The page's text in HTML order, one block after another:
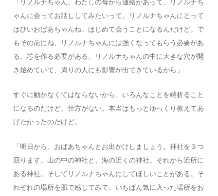
「リノルナちゃん。わたしの母から連絡があって、リノルナち
ゃんに会ってお話ししてみたいって。リノルナちゃんにとって
はひいおばあちゃんね。はじめて会うことになるんだけど。で
もその前にね、リノルナちゃんには強くなってもらう必要があ
る。芯を作る必要がある。リノルナちゃんの中に大きな穴が開
き始めていて、周りの人にも影響が出てきているから」
すぐに動かなくてはならないから、いろんなことを端折ること
になるのだけど、仕方がない。本当はもっとゆっくり教えてあ
げたかったのだけど。
「明日から、おばあちゃんとお出かけしましょう。神社を３つ
回ります。山の中の神社と、海の近くの神社。それから近所に
ある神社。そしてリノルナちゃんにしてほしいことがある。そ
れぞれの場所を肌で感じてみて、いちばん気に入った場所をお